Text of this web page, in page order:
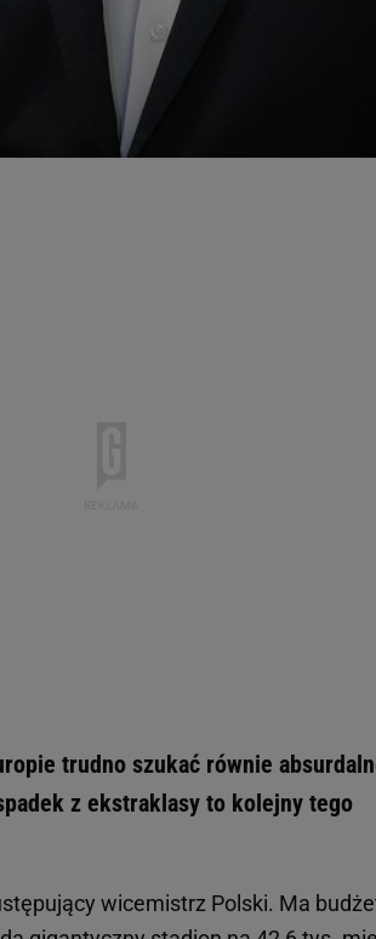
trudno szukać równie
z ekstraklasy to kolejny tego
wicemistrz Polski. Ma